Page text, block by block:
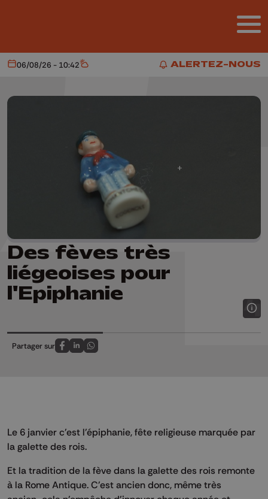
ALERTEZ-NOUS
ALERTEZ-NOUS
Aujourd'hui
06/08/26 - 10:42 Météo
Des fèves très
liégeoises pour
l'Epiphanie
Partager sur
Partagez sur FaceBook
Partagez sur LinkedIn
Partagez sur Whatsapp
Le 6 janvier c'est l'épiphanie, fête religieuse marquée par
la galette des rois.
Et la tradition de la fève dans la galette des rois remonte
à la Rome Antique. C'est ancien donc, même très